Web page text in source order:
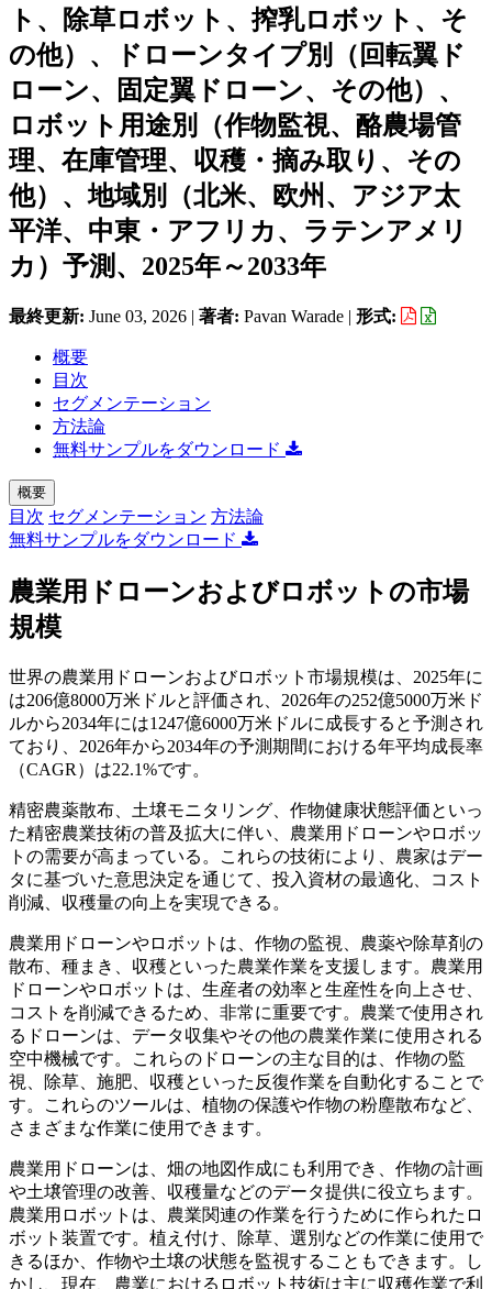
ト、除草ロボット、搾乳ロボット、そ
の他）、ドローンタイプ別（回転翼ド
ローン、固定翼ドローン、その他）、
ロボット用途別（作物監視、酪農場管
理、在庫管理、収穫・摘み取り、その
他）、地域別（北米、欧州、アジア太
平洋、中東・アフリカ、ラテンアメリ
カ）予測、2025年～2033年
最終更新: June 03, 2026 | 著者: Pavan Warade | 形式:
概要
目次
セグメンテーション
方法論
無料サンプルをダウンロード
概要
目次 セグメンテーション 方法論
無料サンプルをダウンロード
農業用ドローンおよびロボットの市場
規模
世界の農業用ドローンおよびロボット市場規模は、2025年に
は206億8000万米ドルと評価され、2026年の252億5000万米ド
ルから2034年には1247億6000万米ドルに成長すると予測され
ており、2026年から2034年の予測期間における年平均成長率
（CAGR）は22.1%です。
精密農薬散布、土壌モニタリング、作物健康状態評価といっ
た精密農業技術の普及拡大に伴い、農業用ドローンやロボッ
トの需要が高まっている。これらの技術により、農家はデー
タに基づいた意思決定を通じて、投入資材の最適化、コスト
削減、収穫量の向上を実現できる。
農業用ドローンやロボットは、作物の監視、農薬や除草剤の
散布、種まき、収穫といった農業作業を支援します。農業用
ドローンやロボットは、生産者の効率と生産性を向上させ、
コストを削減できるため、非常に重要です。農業で使用され
るドローンは、データ収集やその他の農業作業に使用される
空中機械です。これらのドローンの主な目的は、作物の監
視、除草、施肥、収穫といった反復作業を自動化することで
す。これらのツールは、植物の保護や作物の粉塵散布など、
さまざまな作業に使用できます。
農業用ドローンは、畑の地図作成にも利用でき、作物の計画
や土壌管理の改善、収穫量などのデータ提供に役立ちます。
農業用ロボットは、農業関連の作業を行うために作られたロ
ボット装置です。植え付け、除草、選別などの作業に使用で
きるほか、作物や土壌の状態を監視することもできます。し
かし、現在、農業におけるロボット技術は主に収穫作業で利